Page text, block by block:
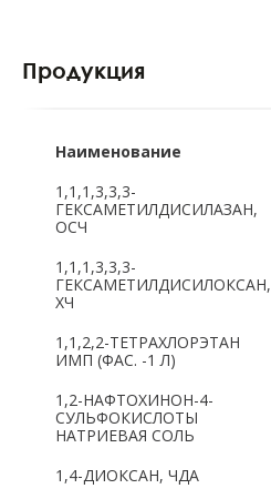
Продукция
Русский алфавит:
И К
Ю Я
Латинский алфавит:
B C D
Наименование
1,1,1,3,3,3-
ГЕКСАМЕТИЛДИСИЛАЗАН,
ОСЧ
1,1,1,3,3,3-
ГЕКСАМЕТИЛДИСИЛОКСАН,
ХЧ
1,1,2,2-ТЕТРАХЛОРЭТАН
ИМП (ФАС. -1 Л)
1,2-НАФТОХИНОН-4-
СУЛЬФОКИСЛОТЫ
НАТРИЕВАЯ СОЛЬ
1,4-ДИОКСАН, ЧДА